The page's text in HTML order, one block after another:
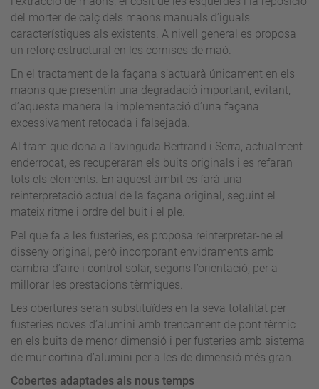
del morter de calç dels maons manuals d’iguals
característiques als existents. A nivell general es proposa
un reforç estructural en les cornises de maó.
En el tractament de la façana s’actuarà únicament en els
maons que presentin una degradació important, evitant,
d’aquesta manera la implementació d’una façana
excessivament retocada i falsejada.
Al tram que dona a l’avinguda Bertrand i Serra, actualment
enderrocat, es recuperaran els buits originals i es refaran
tots els elements. En aquest àmbit es farà una
reinterpretació actual de la façana original, seguint el
mateix ritme i ordre del buit i el ple.
Pel que fa a les fusteries, es proposa reinterpretar-ne el
disseny original, però incorporant envidraments amb
cambra d’aire i control solar, segons l’orientació, per a
millorar les prestacions tèrmiques.
Les obertures seran substituïdes en la seva totalitat per
fusteries noves d’alumini amb trencament de pont tèrmic
en els buits de menor dimensió i per fusteries amb sistema
de mur cortina d’alumini per a les de dimensió més gran.
Cobertes adaptades als nous temps